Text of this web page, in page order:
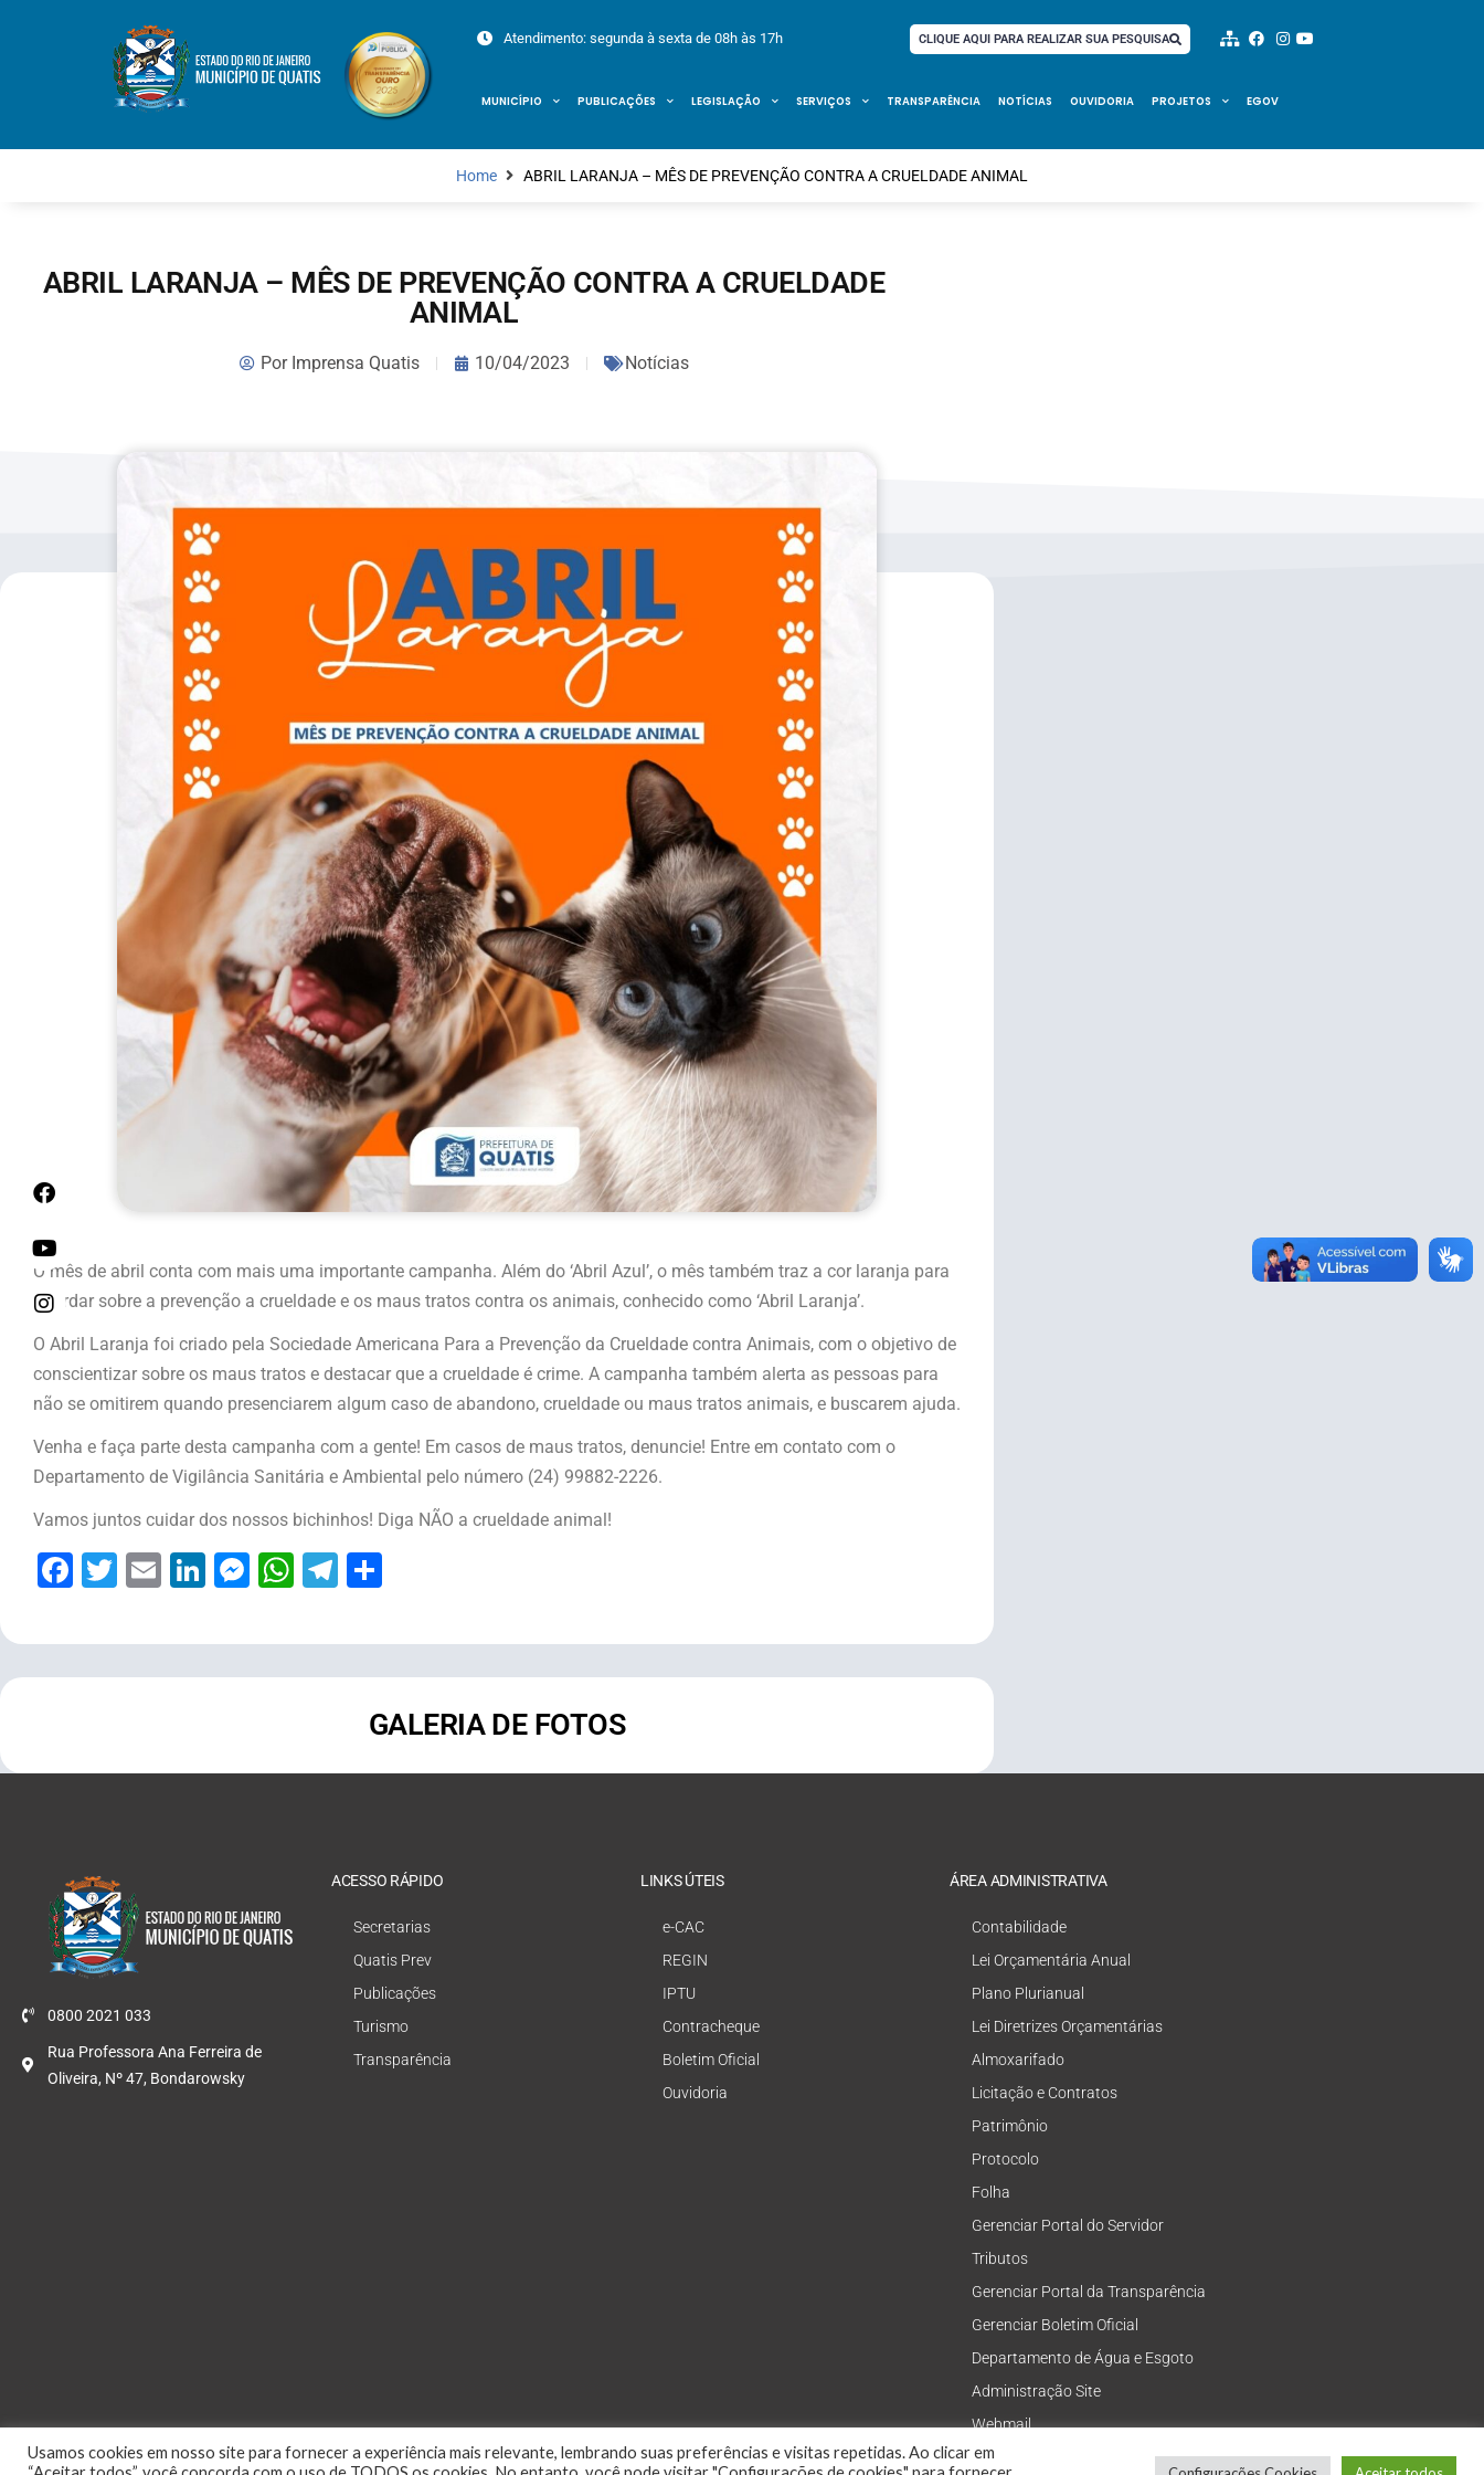
Atendimento: segunda à sexta de 08h às 17h CLIQUE AQUI PARA REALIZAR SUA PESQUISA
MUNICÍPIO PUBLICAÇÕES LEGISLAÇÃO SERVIÇOS TRANSPARÊNCIA NOTÍCIAS OUVIDORIA PROJETOS EGOV
Home ABRIL LARANJA – MÊS DE PREVENÇÃO CONTRA A CRUELDADE ANIMAL
ABRIL LARANJA – MÊS DE PREVENÇÃO CONTRA A CRUELDADE
ANIMAL
PorImprensa Quatis 10/04/2023 Notícias
O mês de abril conta com mais uma importante campanha. Além do ‘Abril Azul’, o mês também traz a cor laranja para
abordar sobre a prevenção a crueldade e os maus tratos contra os animais, conhecido como ‘Abril Laranja’.
O Abril Laranja foi criado pela Sociedade Americana Para a Prevenção da Crueldade contra Animais, com o objetivo de
conscientizar sobre os maus tratos e destacar que a crueldade é crime. A campanha também alerta as pessoas para
não se omitirem quando presenciarem algum caso de abandono, crueldade ou maus tratos animais, e buscarem ajuda.
Venha e faça parte desta campanha com a gente! Em casos de maus tratos, denuncie! Entre em contato com o
Departamento de Vigilância Sanitária e Ambiental pelo número (24) 99882-2226.
Vamos juntos cuidar dos nossos bichinhos! Diga NÃO a crueldade animal!
Facebook
Twitter
EmailLinkedIn
Messenger
WhatsApp
Telegram
GALERIA DE FOTOS
0800 2021 033
Rua Professora Ana Ferreira de
Oliveira, Nº 47, Bondarowsky
ACESSO RÁPIDO
Secretarias
Quatis Prev
Publicações
Turismo
Transparência
LINKS ÚTEIS
e-CAC
REGIN
IPTU
Contracheque
Boletim Oficial
Ouvidoria
ÁREA ADMINISTRATIVA
Contabilidade
Lei Orçamentária Anual
Plano Plurianual
Lei Diretrizes Orçamentárias
Almoxarifado
Licitação e Contratos
Patrimônio
Protocolo
Folha
Gerenciar Portal do Servidor
Tributos
Gerenciar Portal da Transparência
Gerenciar Boletim Oficial
Departamento de Água e Esgoto
Administração Site
Webmail
Usamos cookies em nosso site para fornecer a experiência mais relevante, lembrando suas preferências e visitas repetidas. Ao clicar em